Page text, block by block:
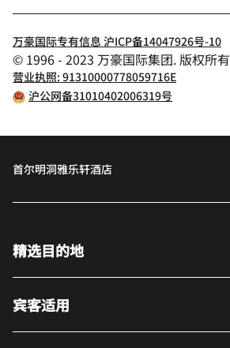
万豪国际专有信息 沪ICP备14047926号-10
© 1996 - 2023 万豪国际集团. 版权所有
营业执照: 91310000778059716E
沪公网备31010402006319号
首尔明洞雅乐轩酒店
精选目的地
宾客适用